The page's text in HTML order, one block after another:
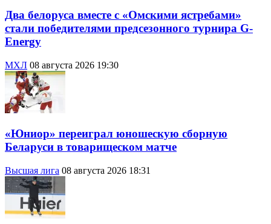
Два белоруса вместе с «Омскими ястребами»
стали победителями предсезонного турнира G-
Energy
МХЛ 08 августа 2026 19:30
«Юниор» переиграл юношескую сборную
Беларуси в товарищеском матче
Высшая лига 08 августа 2026 18:31